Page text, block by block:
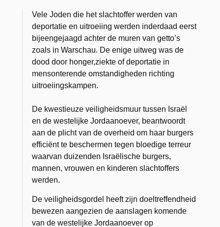
Vele Joden die het slachtoffer werden van
deportatie en uitroeiing werden inderdaad eerst
bijeengejaagd achter de muren van getto’s
zoals in Warschau. De enige uitweg was de
dood door honger,ziekte of deportatie in
mensonterende omstandigheden richting
uitroeiingskampen.
De kwestieuze veiligheidsmuur tussen Israël
en de westelijke Jordaanoever, beantwoordt
aan de plicht van de overheid om haar burgers
efficiënt te beschermen tegen bloedige terreur
waarvan duizenden Israëlische burgers,
mannen, vrouwen en kinderen slachtoffers
werden.
De veiligheidsgordel heeft zijn doeltreffendheid
bewezen aangezien de aanslagen komende
van de westelijke Jordaanoever op